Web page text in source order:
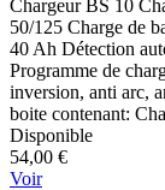
Chargeur BS 10
50/125 Charge de
40 Ah Détection
Programme de
inversion, anti arc,
boite contenant:
Disponible
54,00 €
Voir